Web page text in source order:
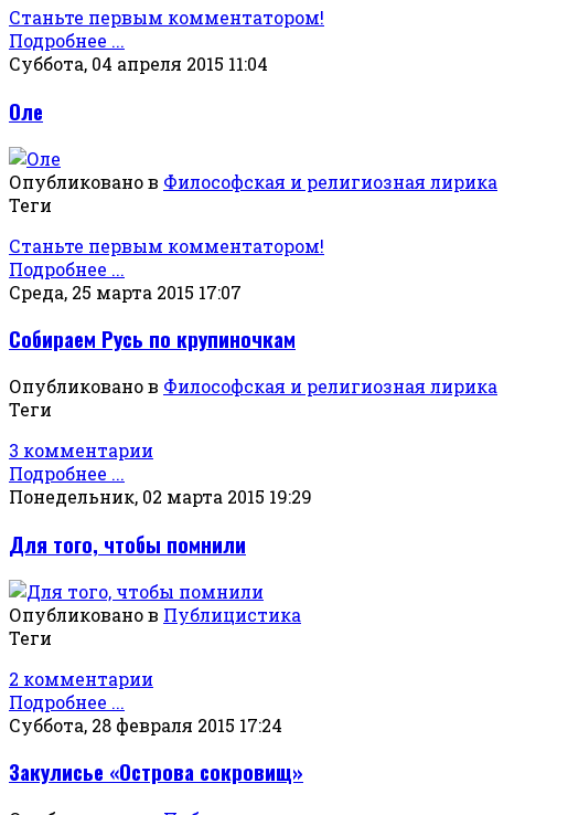
Станьте первым комментатором!
Подробнее ...
Суббота, 04 апреля 2015 11:04
Оле
Опубликовано в Философская и религиозная лирика
Теги
Станьте первым комментатором!
Подробнее ...
Среда, 25 марта 2015 17:07
Собираем Русь по крупиночкам
Опубликовано в Философская и религиозная лирика
Теги
3 комментарии
Подробнее ...
Понедельник, 02 марта 2015 19:29
Для того, чтобы помнили
Опубликовано в Публицистика
Теги
2 комментарии
Подробнее ...
Суббота, 28 февраля 2015 17:24
Закулисье «Острова сокровищ»